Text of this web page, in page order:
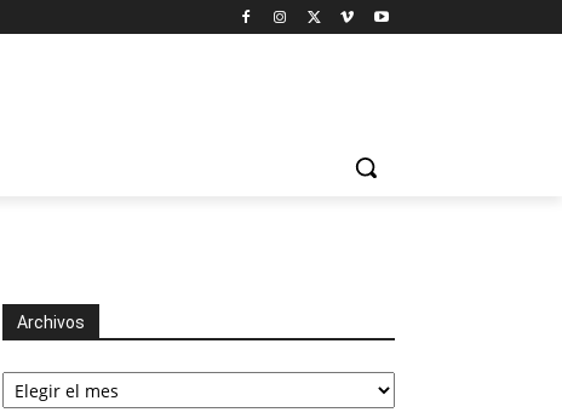
Archivos
Archivos